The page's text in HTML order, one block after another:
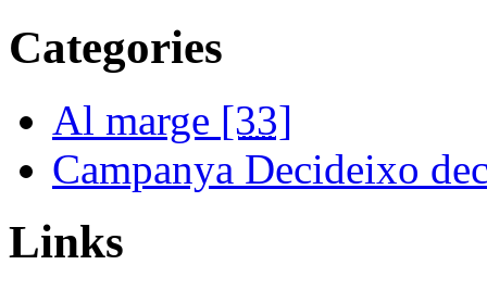
Categories
Al marge [33]
Campanya Decideixo
Links